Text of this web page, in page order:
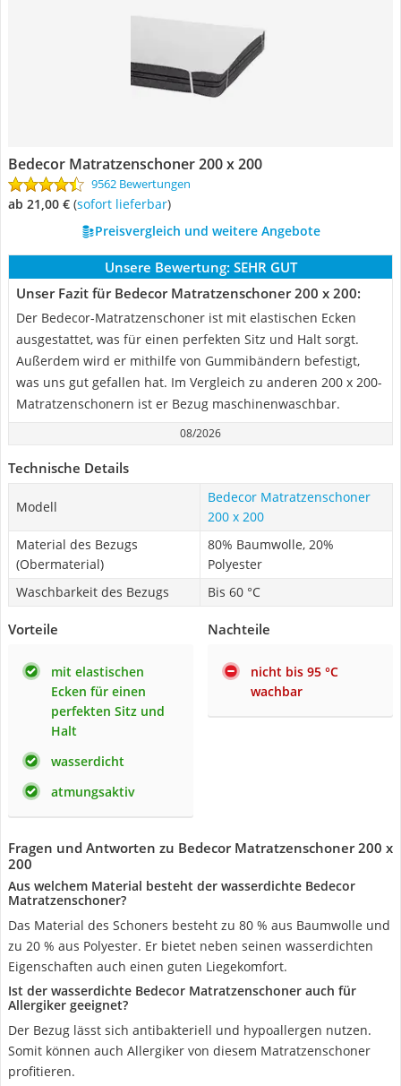
Bedecor Matratzenschoner 200 x 200
9562 Bewertungen
ab 21,00 € ( Sofort lieferbar)
Preisvergleich und weitere Angebote
Unsere Bewertung: SEHR GUT
Unser Fazit für Bedecor Matratzenschoner 200 x 200:
Der Bedecor-Matratzenschoner ist mit elastischen Ecken
ausgestattet, was für einen perfekten Sitz und Halt sorgt.
Außerdem wird er mithilfe von Gummibändern befestigt,
was uns gut gefallen hat. Im Vergleich zu anderen 200 x 200-
Matratzenschonern ist er Bezug maschinenwaschbar.
08/2026
Technische Details
Modell
Bedecor Matratzenschoner
200 x 200
Material des Bezugs
(Obermaterial)
80% Baumwolle, 20%
Polyester
Waschbarkeit des Bezugs
Bis 60 °C
Vorteile
mit elastischen
Ecken für einen
perfekten Sitz und
Halt
wasserdicht
atmungsaktiv
Nachteile
nicht bis 95 °C
wachbar
Fragen und Antworten zu Bedecor Matratzenschoner 200 x
200
Aus welchem Material besteht der wasserdichte Bedecor
Matratzenschoner?
Das Material des Schoners besteht zu 80 % aus Baumwolle und
zu 20 % aus Polyester. Er bietet neben seinen wasserdichten
Eigenschaften auch einen guten Liegekomfort.
Ist der wasserdichte Bedecor Matratzenschoner auch für
Allergiker geeignet?
Der Bezug lässt sich antibakteriell und hypoallergen nutzen.
Somit können auch Allergiker von diesem Matratzenschoner
profitieren.